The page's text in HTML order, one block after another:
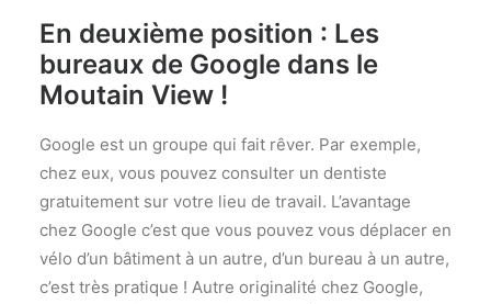
En deuxième position : Les
bureaux de Google dans le
Moutain View !
Google est un groupe qui fait rêver. Par exemple,
chez eux, vous pouvez consulter un dentiste
gratuitement sur votre lieu de travail. L’avantage
chez Google c’est que vous pouvez vous déplacer en
vélo d’un bâtiment à un autre, d’un bureau à un autre,
c’est très pratique ! Autre originalité chez Google,